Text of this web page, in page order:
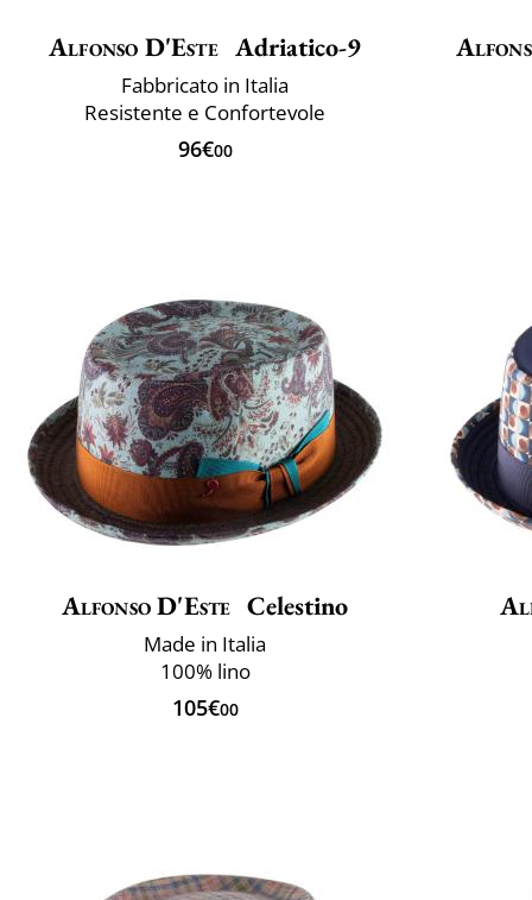
Alfonso D'Este Adriatico-9
Fabbricato in Italia
Resistente e Confortevole
96€00
Alfonso D'Este Celestino
Made in Italia
100% lino
105€00